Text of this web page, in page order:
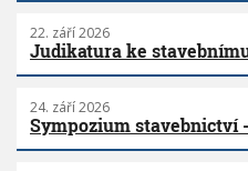
22. září 2026
Judikatura ke
24. září 2026
Sympozium stavebnictví